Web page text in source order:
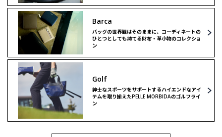
Barca
バッグの世界観はそのままに、コーディネートの
ひとつとしても持てる財布・革小物のコレクショ
ン
Golf
紳士なスポーツをサポートするハイエンドなアイ
テムを取り揃えたPELLE MORBIDAのゴルフライ
ン